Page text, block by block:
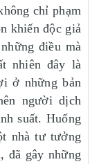
chỉ phạm
khiến độc giả
điều mà
nhiên đây là
ở những bản
người dịch
suất. Huống
nhà tư tưởng
đã gây những